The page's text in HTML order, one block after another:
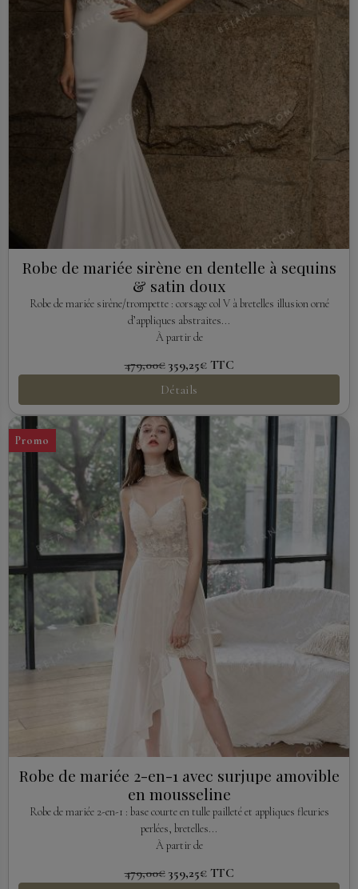
Robe de mariée sirène en dentelle à sequins
& satin doux
Robe de mariée sirène/trompette : corsage col V à bretelles illusion orné
d’appliques abstraites...
À partir de
479,00€ 359,25€ TTC
Détails
Promo
Robe de mariée 2-en-1 avec surjupe amovible
en mousseline
Robe de mariée 2-en-1 : base courte en tulle pailleté et appliques fleuries
perlées, bretelles...
À partir de
479,00€ 359,25€ TTC